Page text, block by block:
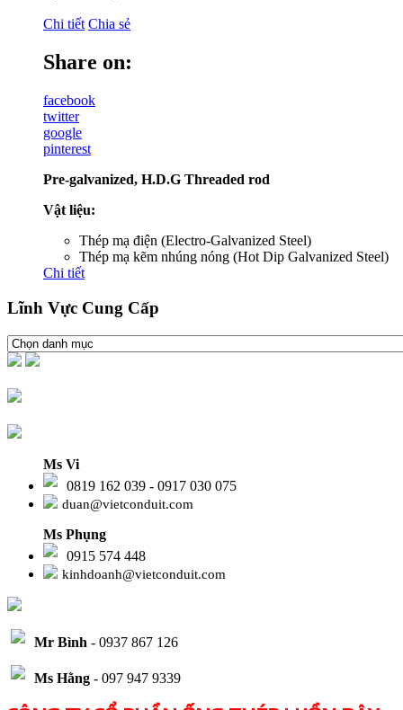
Chi tiết Chia sẻ
Share on:
facebook
twitter
google
pinterest
Pre-galvanized, H.D.G Threaded rod
Vật liệu:
Thép mạ điện (Electro-Galvanized Steel)
Thép mạ kẽm nhúng nóng (Hot Dip Galvanized Steel)
Chi tiết
Lĩnh Vực Cung Cấp
Ms Vi
0819 162 039 - 0917 030 075
duan@vietconduit.com
Ms Phụng
0915 574 448
kinhdoanh@vietconduit.com
Mr Bình - 0937 867 126
Ms Hằng - 097 947 9339